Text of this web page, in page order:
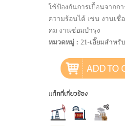
ใช้ป้องกันการเปื้อนจากก
ความร้อนได้ เช่น งานเชื่
คม งานซ่อมบำรุง
หมวดหมู่ : 21-เอี๊ยมสำหรั
แท็กที่เกี่ยวข้อง